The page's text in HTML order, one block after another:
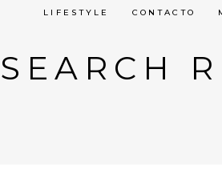
LIFESTYLE CONTACTO
SEARCH